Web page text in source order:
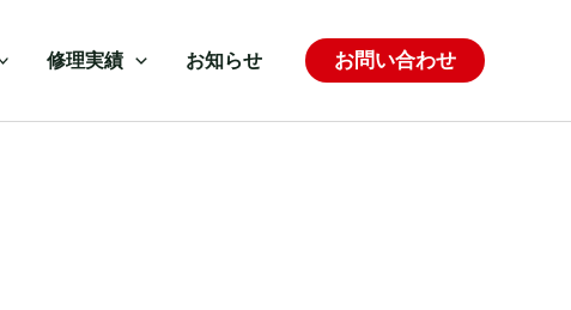
修理実績 お知らせ お問い合わせ